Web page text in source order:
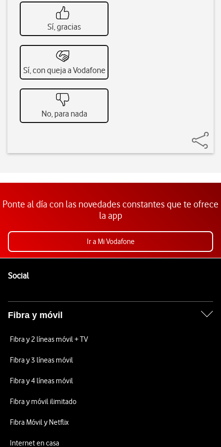
Sí, gracias
Sí, con queja a Vodafone
No, para nada
Ponte al día con las novedades constantes que te ofrece
la app
Ir a Mi Vodafone
SocialEnlaces a las redes sociales de Vodafone
Fibra y móvil
Fibra y 2 líneas móvil + TV
Fibra y 3 líneas móvil
Fibra y 4 líneas móvil
Fibra y móvil ilimitado
Fibra Móvil y Netflix
Internet en casa